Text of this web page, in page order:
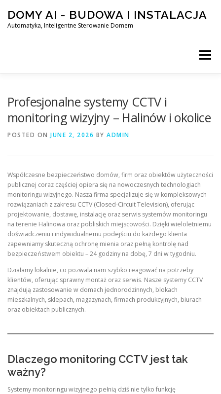
content
DOMY AI - BUDOWA I INSTALACJA
Automatyka, Inteligentne Sterowanie Domem
Menu
Profesjonalne systemy CCTV i
monitoring wizyjny – Halinów i okolice
POSTED ON JUNE 2, 2026 BY ADMIN
Współczesne bezpieczeństwo domów, firm oraz obiektów użyteczności
publicznej coraz częściej opiera się na nowoczesnych technologiach
monitoringu wizyjnego. Nasza firma specjalizuje się w kompleksowych
rozwiązaniach z zakresu CCTV (Closed-Circuit Television), oferując
projektowanie, dostawę, instalację oraz serwis systemów monitoringu
na terenie Halinowa oraz pobliskich miejscowości. Dzięki wieloletniemu
doświadczeniu i indywidualnemu podejściu do każdego klienta
zapewniamy skuteczną ochronę mienia oraz pełną kontrolę nad
bezpieczeństwem obiektu – 24 godziny na dobę, 7 dni w tygodniu.
Działamy lokalnie, co pozwala nam szybko reagować na potrzeby
klientów, oferując sprawny montaż oraz serwis. Nasze systemy CCTV
znajdują zastosowanie w domach jednorodzinnych, blokach
mieszkalnych, sklepach, magazynach, firmach produkcyjnych, biurach
oraz obiektach publicznych.
Dlaczego monitoring CCTV jest tak
ważny?
Systemy monitoringu wizyjnego pełnią dziś nie tylko funkcję